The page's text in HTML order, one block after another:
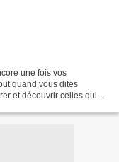
une fois vos
quand vous dites
et découvrir celles qui